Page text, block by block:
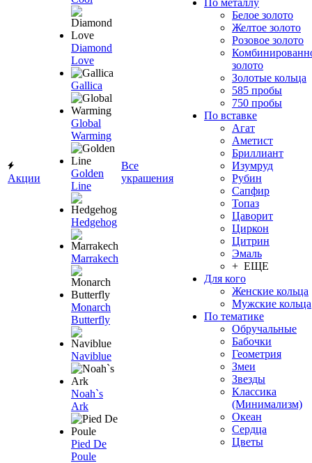
Акции
Diamond
Love
Gallica
Global
Warming
Golden
Line
Hedgehog
Marrakech
Monarch
Butterfly
Naviblue
Noah`s
Ark
Pied De
Poule
Все
украшения
По металлу
Белое золото
Желтое золото
Розовое золото
золото
Золотые кольца
585 пробы
750 пробы
По вставке
Агат
Аметист
Бриллиант
Изумруд
Рубин
Сапфир
Топаз
Цаворит
Циркон
Цитрин
Эмаль
+ ЕЩЕ
Для кого
Женские кольца
Мужские кольца
По тематике
Обручальные
Бабочки
Геометрия
Змеи
Звезды
Классика
(Минимализм)
Океан
Сердца
Цветы